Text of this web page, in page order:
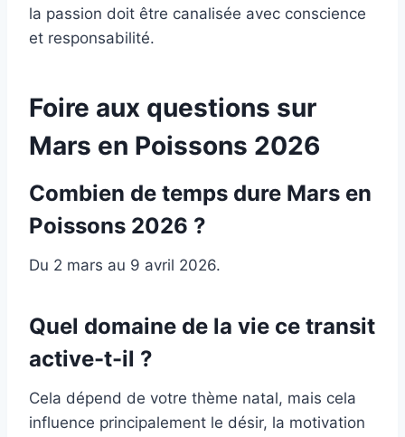
la passion doit être canalisée avec conscience
et responsabilité.
Foire aux questions sur
Mars en Poissons 2026
Combien de temps dure Mars en
Poissons 2026 ?
Du 2 mars au 9 avril 2026.
Quel domaine de la vie ce transit
active-t-il ?
Cela dépend de votre thème natal, mais cela
influence principalement le désir, la motivation